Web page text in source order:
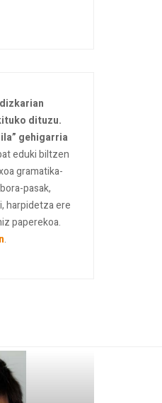
dituzu.
gehigarria
eduki biltzen
gramatika-
pasak,
harpidetza ere
paperekoa.
.